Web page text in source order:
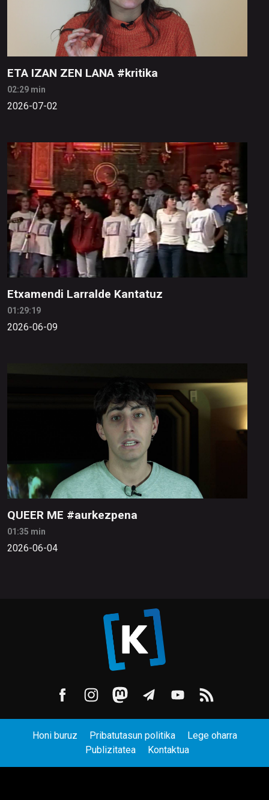
ETA IZAN ZEN LANA #kritika
02:29 min
2026-07-02
Etxamendi Larralde Kantatuz
01:29:19
2026-06-09
QUEER ME #aurkezpena
01:35 min
2026-06-04
Honi buruz Pribatutasun politika
Lege oharra
Publizitatea
Kontaktua